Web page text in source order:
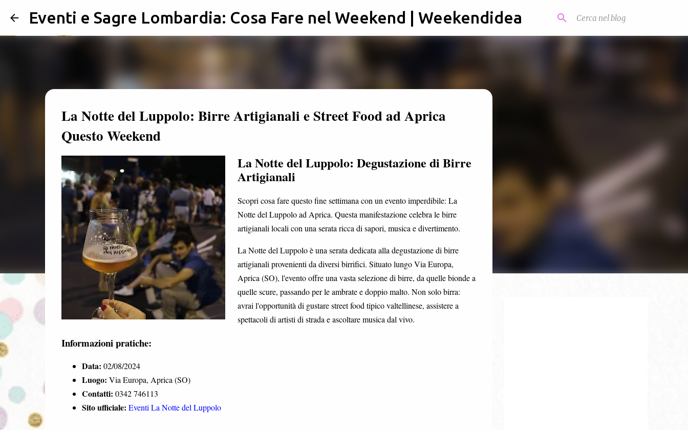
Passa ai contenuti principali
Eventi e Sagre Lombardia: Cosa Fare nel Weekend | Weekendidea
La Notte del Luppolo: Birre Artigianali e Street Food ad Aprica
Questo Weekend
La Notte del Luppolo: Degustazione di Birre
Artigianali
Scopri cosa fare questo fine settimana con un evento imperdibile: La
Notte del Luppolo ad Aprica. Questa manifestazione celebra le birre
artigianali locali con una serata ricca di sapori, musica e divertimento.
La Notte del Luppolo è una serata dedicata alla degustazione di birre
artigianali provenienti da diversi birrifici. Situato lungo Via Europa,
Aprica (SO), l'evento offre una vasta selezione di birre, da quelle bionde a
quelle scure, passando per le ambrate e doppio malto. Non solo birra:
avrai l'opportunità di gustare street food tipico valtellinese, assistere a
spettacoli di artisti di strada e ascoltare musica dal vivo.
Informazioni pratiche:
Data: 02/08/2024
Luogo: Via Europa, Aprica (SO)
Contatti: 0342 746113
Sito ufficiale: Eventi La Notte del Luppolo